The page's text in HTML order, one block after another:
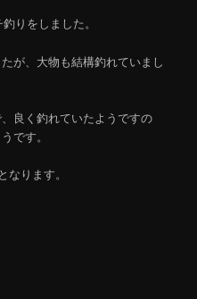
りをしました。
が、大物も結構釣れていまし
良く釣れていたようですの
です。
ります。